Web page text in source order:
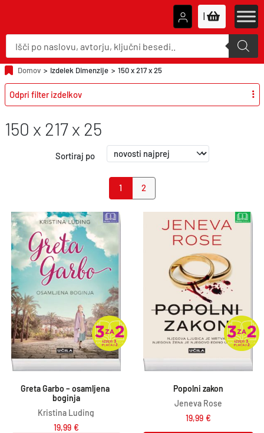
P
o
d
u
c
t
s
r
c
|
Domov > Izdelek Dimenzije > 150 x 217 x 25
150 x 217 x 25
Sortiraj po
Page navigation
Current Page
1 Page
2
Greta Garbo – osamljena
boginja
Kristina Luding
19,99 €
Popolni zakon
Jeneva Rose
19,99 €
Odpri filter izdelkov